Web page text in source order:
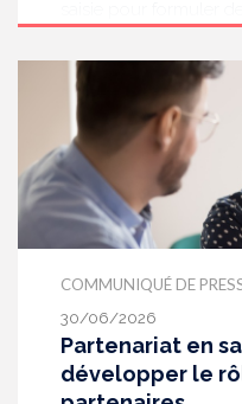
bonnes pratiques
acouphènes
aujourd’hui ses
professionnels de
de ces patients.
COMMUNIQUÉ DE
30/06/2026
Partenariat en
développer le